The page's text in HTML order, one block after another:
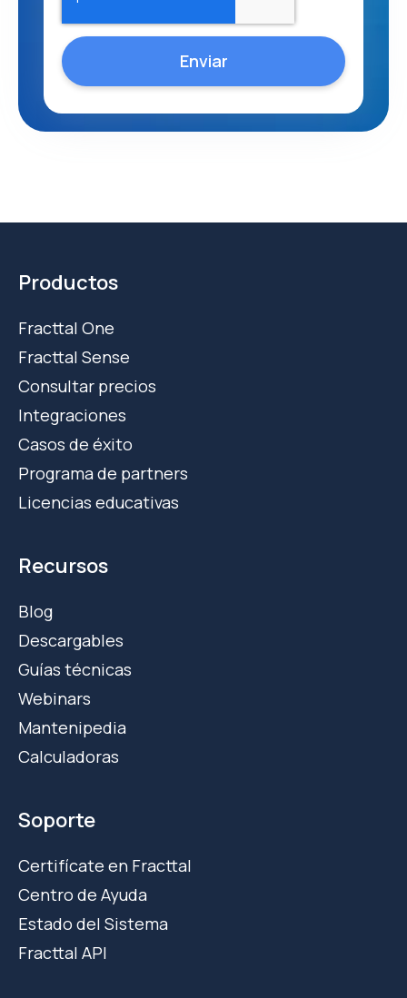
Productos
Fracttal One
Fracttal Sense
Consultar precios
Integraciones
Casos de éxito
Programa de partners
Licencias educativas
Recursos
Blog
Descargables
Guías técnicas
Webinars
Mantenipedia
Calculadoras
Soporte
Certifícate en Fracttal
Centro de Ayuda
Estado del Sistema
Fracttal API